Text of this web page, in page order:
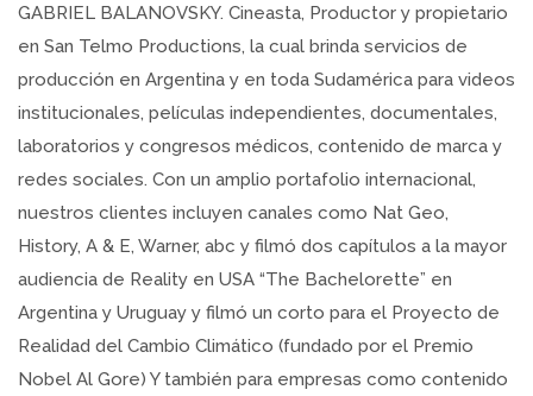
GABRIEL BALANOVSKY. Cineasta, Productor y propietario
en San Telmo Productions, la cual brinda servicios de
producción en Argentina y en toda Sudamérica para videos
institucionales, películas independientes, documentales,
laboratorios y congresos médicos, contenido de marca y
redes sociales. Con un amplio portafolio internacional,
nuestros clientes incluyen canales como Nat Geo,
History, A & E, Warner, abc y filmó dos capítulos a la mayor
audiencia de Reality en USA “The Bachelorette” en
Argentina y Uruguay y filmó un corto para el Proyecto de
Realidad del Cambio Climático (fundado por el Premio
Nobel Al Gore) Y también para empresas como contenido